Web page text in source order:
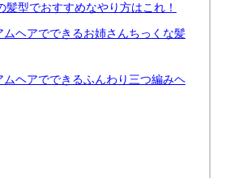
髪型でおすすめなやり方はこれ！
ムヘアでできるお姉さんちっくな髪
ムヘアでできるふんわり三つ編みヘ